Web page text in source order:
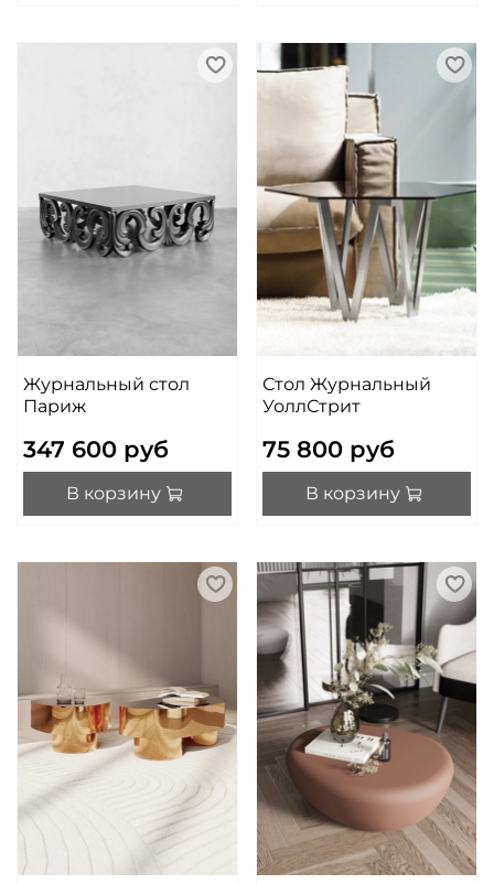
Журнальный стол
Париж
347 600 руб
В корзину
Стол Журнальный
УоллСтрит
75 800 руб
В корзину